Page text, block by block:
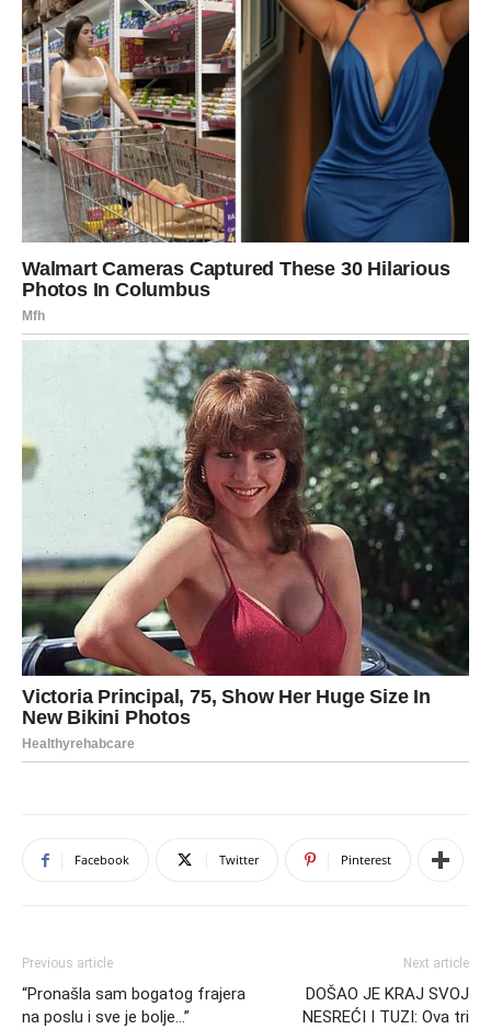
Facebook Twitter Pinterest
Previous article
“Pronašla sam bogatog frajera
na poslu i sve je bolje…”
Next article
DOŠAO JE KRAJ SVOJ
NESREĆI I TUZI: Ova tri